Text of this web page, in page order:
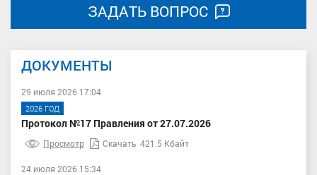
ЗАДАТЬ ВОПРОС
ДОКУМЕНТЫ
29 июля 2026 17:04
2026 ГОД
Протокол №17 Правления от 27.07.2026
Просмотр Скачать 421.5 Кбайт
24 июля 2026 15:34